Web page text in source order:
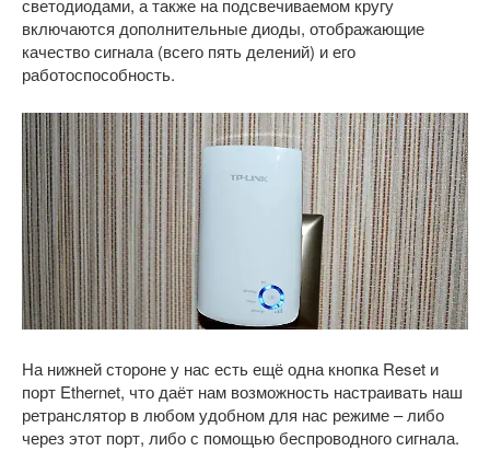
светодиодами, а также на подсвечиваемом кругу
включаются дополнительные диоды, отображающие
качество сигнала (всего пять делений) и его
работоспособность.
На нижней стороне у нас есть ещё одна кнопка Reset и
порт Ethernet, что даёт нам возможность настраивать наш
ретранслятор в любом удобном для нас режиме – либо
через этот порт, либо с помощью беспроводного сигнала.